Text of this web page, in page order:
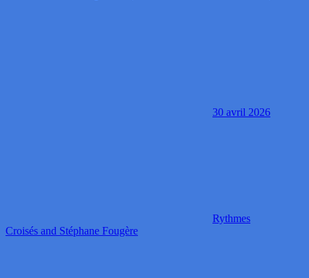
30 avril 2026
Rythmes
Croisés and Stéphane Fougère